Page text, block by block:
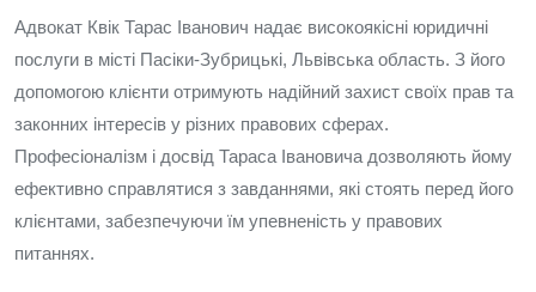
Адвокат Квік Тарас Іванович надає високоякісні юридичні
послуги в місті Пасіки-Зубрицькі, Львівська область. З його
допомогою клієнти отримують надійний захист своїх прав та
законних інтересів у різних правових сферах.
Професіоналізм і досвід Тараса Івановича дозволяють йому
ефективно справлятися з завданнями, які стоять перед його
клієнтами, забезпечуючи їм упевненість у правових
питаннях.